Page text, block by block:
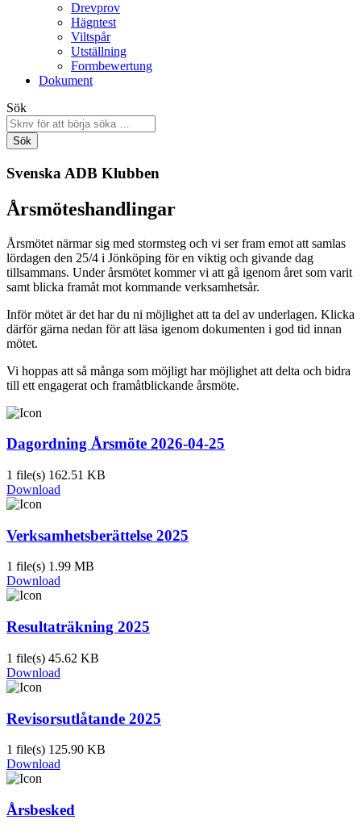
Drevprov
Hägntest
Viltspår
Utställning
Formbewertung
Dokument
Sök
Sök
Svenska ADB Klubben
Årsmöteshandlingar
Årsmötet närmar sig med stormsteg och vi ser fram emot att samlas
lördagen den 25/4 i Jönköping för en viktig och givande dag
tillsammans. Under årsmötet kommer vi att gå igenom året som varit
samt blicka framåt mot kommande verksamhetsår.
Inför mötet är det har du ni möjlighet att ta del av underlagen. Klicka
därför gärna nedan för att läsa igenom dokumenten i god tid innan
mötet.
Vi hoppas att så många som möjligt har möjlighet att delta och bidra
till ett engagerat och framåtblickande årsmöte.
Dagordning Årsmöte 2026-04-25
1 file(s) 162.51 KB
Download
Verksamhetsberättelse 2025
1 file(s) 1.99 MB
Download
Resultaträkning 2025
1 file(s) 45.62 KB
Download
Revisorsutlåtande 2025
1 file(s) 125.90 KB
Download
Årsbesked